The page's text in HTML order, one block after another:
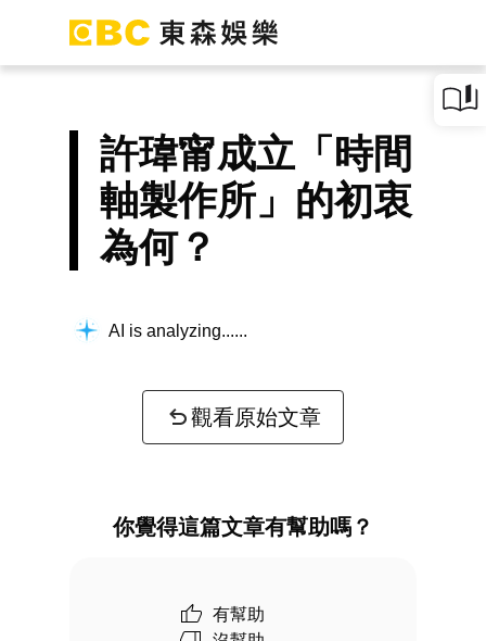
許瑋甯成立「時間
軸製作所」的初衷
為何？
AI is analyzing...
觀看原始文章
你覺得這篇文章有幫助嗎？
有幫助